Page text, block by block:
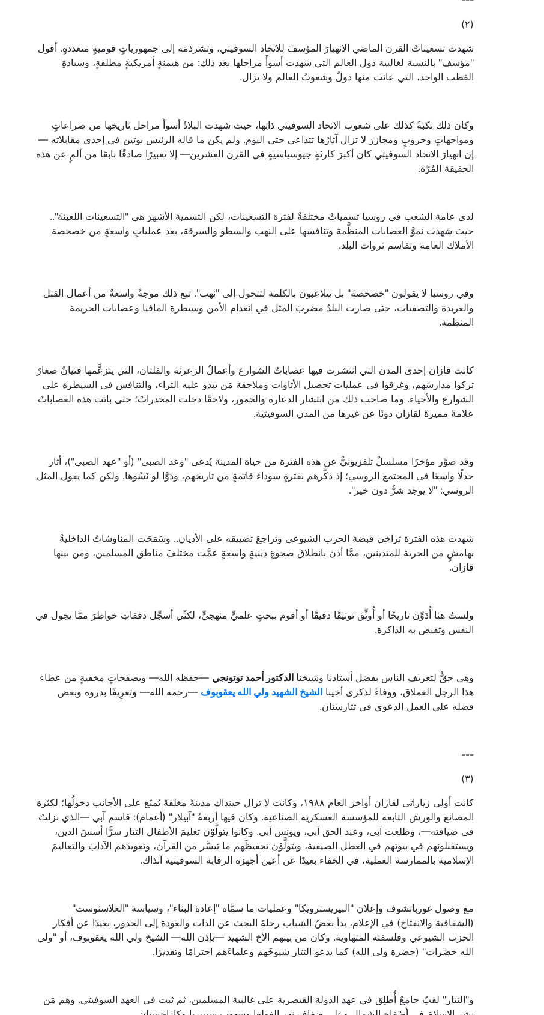
(٢)
شهدت تسعيناتُ القرن الماضي الانهيارَ المؤسفَ للاتحاد السوفيتي، وتشرذمَه إلى جمهورياتٍ قوميةٍ متعددةٍ. أقول
"مؤسف" بالنسبة لغالبية دول العالم التي شهدت أسوأَ مراحلها بعد ذلك: من هيمنةٍ أمريكيةٍ مطلقةٍ، وسيادةِ
القطب الواحد، التي عانت منها دولٌ وشعوبُ العالم ولا تزال.
وكان ذلك نكبةً كذلك على شعوب الاتحاد السوفيتي ذاتِها، حيث شهدت البلادُ أسوأَ مراحل تاريخها من صراعاتٍ
ومواجهاتٍ وحروبٍ ومجازرَ لا تزال آثارُها تتداعى حتى اليوم. ولم يكن ما قاله الرئيس بوتين في إحدى مقابلاته —
إن انهيارَ الاتحاد السوفيتي كان أكبرَ كارثةٍ جيوسياسيةٍ في القرن العشرين— إلا تعبيرًا صادقًا نابعًا من ألمٍ عن هذه
الحقيقة المُرَّة.
لدى عامة الشعب في روسيا تسمياتٌ مختلفةٌ لفترة التسعينات، لكن التسميةَ الأشهرَ هي "التسعينات اللعينة"..
حيث شهدت نموَّ العصابات المنظَّمة وتنافسَها على النهب والسطو والسرقة، بعد عملياتٍ واسعةٍ من خصخصة
الأملاك العامة وتقاسم ثروات البلد.
وفي روسيا لا يقولون "خصخصة" بل يتلاعبون بالكلمة لتتحول إلى "نهب". تبع ذلك موجةٌ واسعةٌ من أعمال القتل
والعربدة والتصفيات، حتى صارت البلدُ مضربَ المثل في انعدام الأمن وسيطرة المافيا وعصابات الجريمة
المنظمة.
كانت قازان إحدى المدن التي انتشرت فيها عصاباتُ الشوارع وأعمالُ الزعرنة والفلتان، التي يتزعَّمها فتيانٌ صغارٌ
تركوا مدارسَهم، وغرقوا في عمليات تحصيل الأتاوات وملاحقة مَن يبدو عليه الثراء، والتنافس في السيطرة على
الشوارع والأحياء. وما صاحب ذلك من انتشار الدعارة والخمور، ولاحقًا دخلت المخدراتُ؛ حتى باتت هذه العصاباتُ
علامةً مميزةً لقازان دونًا عن غيرها من المدن السوفيتية.
وقد صوَّر مؤخرًا مسلسلٌ تلفزيونيٌّ عن هذه الفترة من حياة المدينة يُدعى "وعد الصبي" (أو "عهد الصبي")، أثار
جدلًا واسعًا في المجتمع الروسي؛ إذ ذكَّرهم بفترةٍ سوداءَ قاتمةٍ من تاريخهم، ودَوَّا لو نَسُوها. ولكن كما يقول المثل
الروسي: "لا يوجد شرٌّ دون خير".
شهدت هذه الفترة تراخيَ قبضة الحزب الشيوعي وتراجعَ تضييقه على الأديان.. وسَمَحَت المناوشاتُ الداخليةُ
بهامشٍ من الحرية للمتدينين، ممَّا أذن بانطلاق صحوةٍ دينيةٍ واسعةٍ عمَّت مختلفَ مناطق المسلمين، ومن بينها
قازان.
ولستُ هنا أُدَوِّن تاريخًا أو أُوثِّق توثيقًا دقيقًا أو أقوم ببحثٍ علميٍّ منهجيٍّ، لكنِّي أسجِّل دفقاتِ خواطرَ ممَّا يجول في
النفس وتفيض به الذاكرة.
وهي حقٌّ لتعريف الناس بفضل أستاذنا وشيخنا الدكتور أحمد توتونجي —حفظه الله— وبصفحاتٍ مخفيةٍ من عطاء
هذا الرجل العملاق، ووفاءً لذكرى أخينا الشيخ الشهيد ولي الله يعقوبوف —رحمه الله— وتعرِيفًا بدروه وبعض
فضله على العمل الدعوي في تتارستان.
---
(٣)
كانت أولى زياراتي لقازان أواخرَ العام ١٩٨٨، وكانت لا تزال حينذاك مدينةً مغلقةً يُمنَع على الأجانب دخولُها؛ لكثرة
المصانع والورش التابعة للمؤسسة العسكرية الصناعية. وكان فيها أربعةُ "آبيلار" (أعمام): قاسم آبي —الذي نزلتُ
في ضيافته—، وطلعت آبي، وعبد الحق آبي، ويونس آبي. وكانوا يتولَّوْن تعليمَ الأطفال التتار سرًّا أسسَ الدين،
ويستقبلونهم في بيوتهم في العطل الصيفية، ويتولَّوْن تحفيظَهم ما تيسَّر من القرآن، وتعويدَهم الآدابَ والتعاليمَ
الإسلامية بالممارسة العملية، في الخفاء بعيدًا عن أعين أجهزة الرقابة السوفيتية آنذاك.
مع وصول غورباتشوف وإعلان "البيريسترويكا" وعمليات ما سمَّاه "إعادة البناء"، وسياسة "الغلاسنوست"
(الشفافية والانفتاح) في الإعلام، بدأ بعضُ الشباب رحلةَ البحث عن الذات والعودة إلى الجذور، بعيدًا عن أفكار
الحزب الشيوعي وفلسفته المتهاوية. وكان من بينهم الأخ الشهيد —بإذن الله— الشيخ ولي الله يعقوبوف، أو "ولي
الله حَضْرات" (حضرة ولي الله) كما يدعو التتار شيوخَهم وعلماءَهم احترامًا وتقديرًا.
و"التتار" لقبٌ جامعٌ أُطلِق في عهد الدولة القيصرية على غالبية المسلمين، ثم ثبت في العهد السوفيتي. وهم مَن